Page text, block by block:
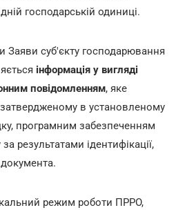
господарській одиниці.
Заяви суб'єкту господарювання
інформація у вигляді
повідомленням, яке
в установленому
програмним забезпеченням
результатами ідентифікації,
режим роботи ПРРО,